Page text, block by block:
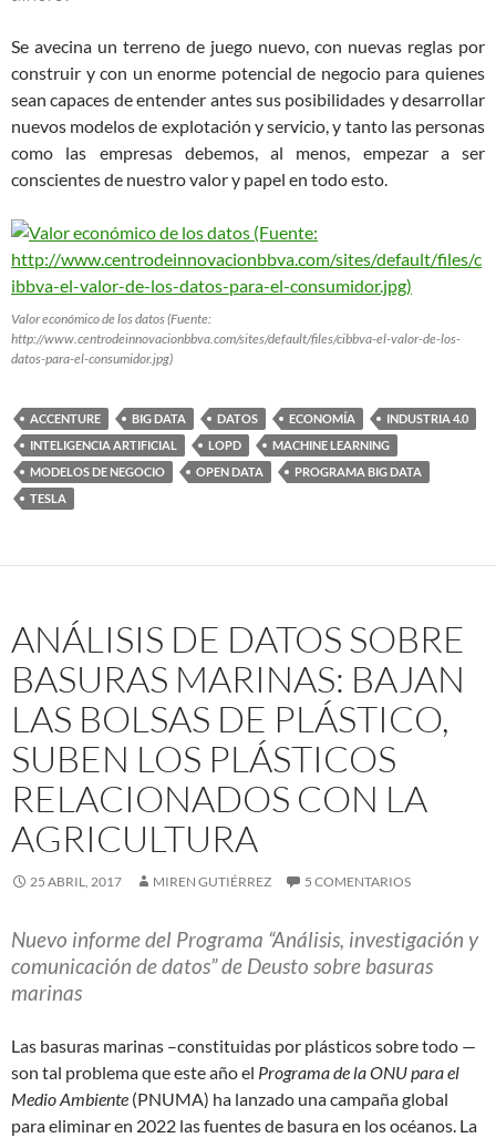
Se avecina un terreno de juego nuevo, con nuevas reglas por
construir y con un enorme potencial de negocio para quienes
sean capaces de entender antes sus posibilidades y desarrollar
nuevos modelos de explotación y servicio, y tanto las personas
como las empresas debemos, al menos, empezar a ser
conscientes de nuestro valor y papel en todo esto.
Valor económico de los datos (Fuente:
http://www.centrodeinnovacionbbva.com/sites/default/files/cibbva-el-valor-de-los-
datos-para-el-consumidor.jpg)
ACCENTURE BIG DATA DATOS ECONOMÍA
INDUSTRIA 4.0
INTELIGENCIA ARTIFICIAL
LOPD
MACHINE LEARNING
MODELOS DE NEGOCIO
OPEN DATA
PROGRAMA BIG DATA
TESLA
ANÁLISIS DE DATOS SOBRE
BASURAS MARINAS: BAJAN
LAS BOLSAS DE PLÁSTICO,
SUBEN LOS PLÁSTICOS
RELACIONADOS CON LA
AGRICULTURA
25 ABRIL, 2017 MIREN GUTIÉRREZ 5 COMENTARIOS
Nuevo informe del Programa “Análisis, investigación y
comunicación de datos” de Deusto sobre basuras
marinas
Las basuras marinas –constituidas por plásticos sobre todo —
son tal problema que este año el Programa de la ONU para el
Medio Ambiente (PNUMA) ha lanzado una campaña global
para eliminar en 2022 las fuentes de basura en los océanos. La